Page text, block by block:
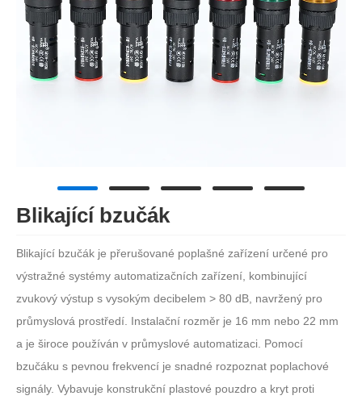
Blikající bzučák
Blikající bzučák je přerušované poplašné zařízení určené pro
výstražné systémy automatizačních zařízení, kombinující
zvukový výstup s vysokým decibelem > 80 dB, navržený pro
průmyslová prostředí. Instalační rozměr je 16 mm nebo 22 mm
a je široce používán v průmyslové automatizaci. Pomocí
bzučáku s pevnou frekvencí je snadné rozpoznat poplachové
signály. Vybavuje konstrukční plastové pouzdro a kryt proti